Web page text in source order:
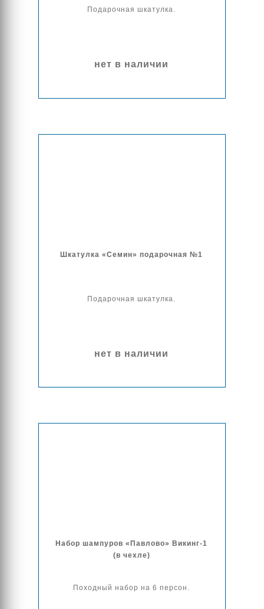
Подарочная шкатулка.
нет в наличии
Шкатулка «Семин» подарочная №1
Подарочная шкатулка.
нет в наличии
Набор шампуров «Павлово» Викинг-1
(в чехле)
Походный набор на 6 персон.